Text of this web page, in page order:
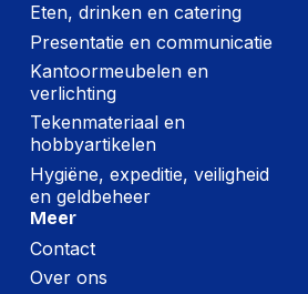
Eten, drinken en catering
Presentatie en communicatie
Kantoormeubelen en
verlichting
Tekenmateriaal en
hobbyartikelen
Hygiëne, expeditie, veiligheid
en geldbeheer
Meer
Contact
Over ons